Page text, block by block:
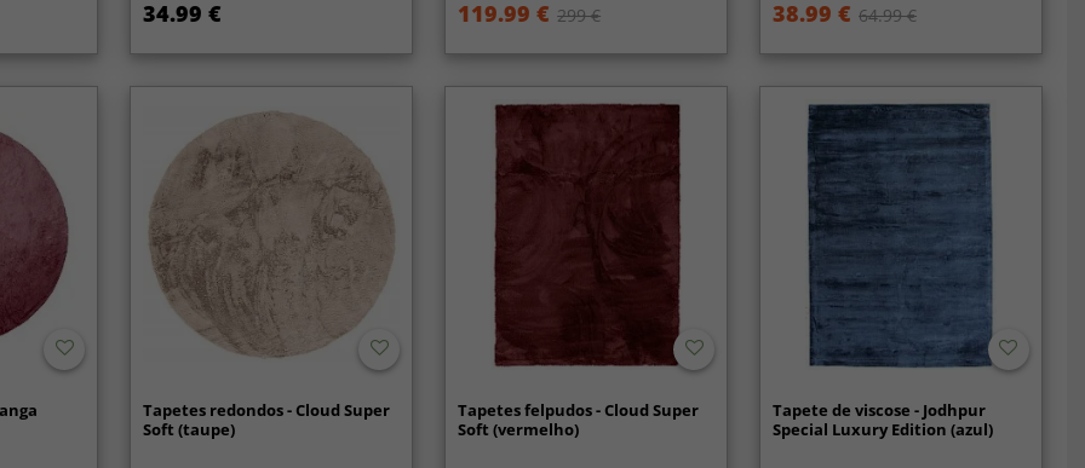
34.99 € 119.99 € 299 € 38.99 € 64.99 €
Tapetes redondos - Cloud Super
Soft (taupe)
Tapetes felpudos - Cloud Super
Soft (vermelho)
Tapete de viscose - Jodhpur
Special Luxury Edition (azul)